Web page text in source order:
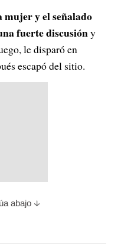
mujer y el señalado
fuerte discusióny
le disparó en
escapó del sitio.
abajo